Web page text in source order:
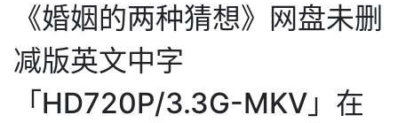
《婚姻的两种猜想》网盘未删
减版英文中字
「HD720P/3.3G-MKV」在